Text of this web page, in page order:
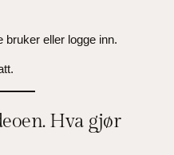
bruker eller logge inn.
Hva gjør